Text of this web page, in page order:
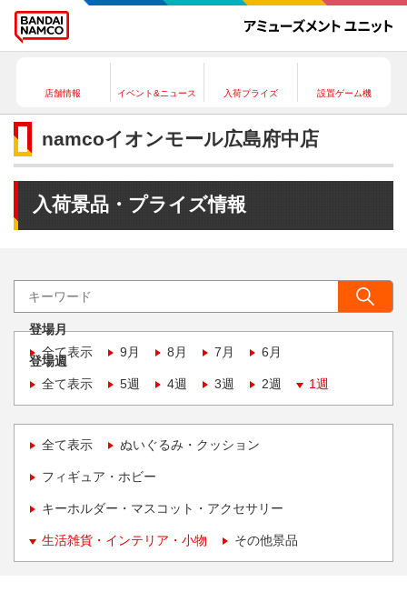
店舗情報 イベント&ニュース 入荷プライズ 設置ゲーム機
namcoイオンモール広島府中店
入荷景品・プライズ情報
登場月
全て表示
9月 8月 7月 6月
登場週
全て表示
5週 4週 3週 2週 1週
全て表示 ぬいぐるみ・クッション
フィギュア・ホビー
キーホルダー・マスコット・アクセサリー
生活雑貨・インテリア・小物 その他景品